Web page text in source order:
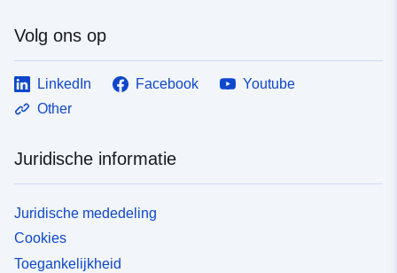
Volg ons op
LinkedIn Facebook
Youtube
Other
Juridische informatie
Juridische mededeling
Cookies
Toegankelijkheid